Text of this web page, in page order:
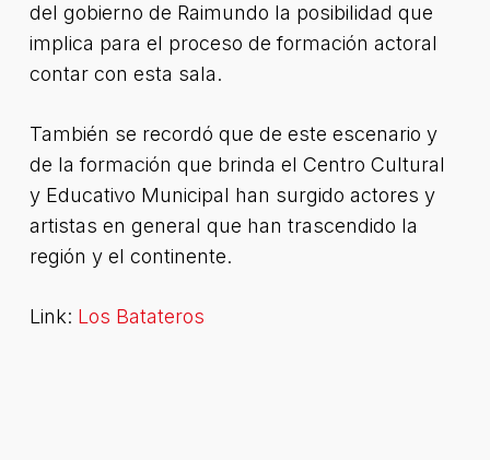
del gobierno de Raimundo la posibilidad que
implica para el proceso de formación actoral
contar con esta sala.
También se recordó que de este escenario y
de la formación que brinda el Centro Cultural
y Educativo Municipal han surgido actores y
artistas en general que han trascendido la
región y el continente.
Link: Los Batateros